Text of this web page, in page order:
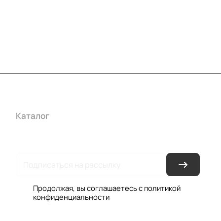
Каталог
Продолжая, вы соглашаетесь с политикой
конфиденциальности